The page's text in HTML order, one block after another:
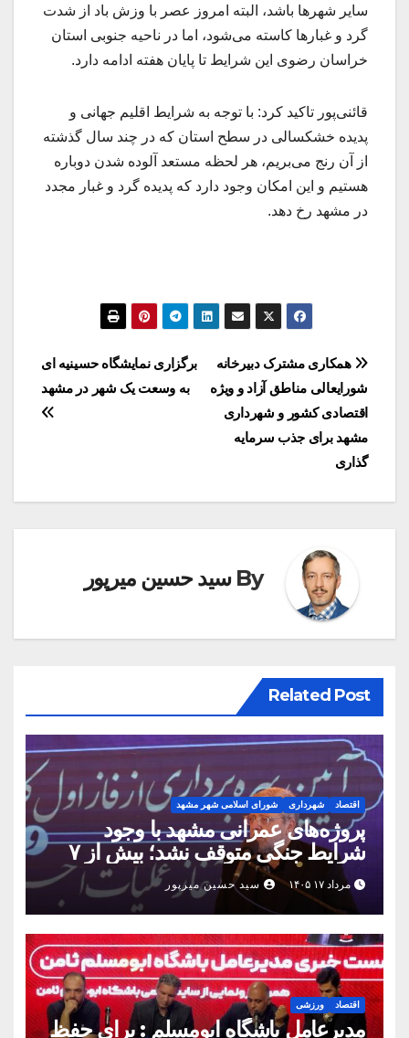
سایر شهرها باشد، البته امروز عصر با وزش باد از شدت
گرد و غبارها کاسته می‌شود، اما در ناحیه جنوبی استان
خراسان رضوی این شرایط تا پایان هفته ادامه دارد.
قائنی‌پور تاکید کرد: با توجه به شرایط اقلیم جهانی و
پدیده خشکسالی در سطح استان که در چند سال گذشته
از آن رنج می‌بریم، هر لحظه مستعد آلوده شدن دوباره
هستیم و این امکان وجود دارد که پدیده گرد و غبار مجدد
در مشهد رخ دهد.
راهبری
نوشته
برگزاری نمایشگاه حسینیه ای
به وسعت یک شهر در مشهد
همکاری مشترک دبیرخانه
شورایعالی مناطق آزاد و ویژه
اقتصادی کشور و شهرداری
مشهد برای جذب سرمایه
گذاری
By سید حسین میرپور
Related Post
اقتصاد شهرداری شورای اسلامی شهر مشهد
پروژه‌های عمرانی مشهد با وجود
شرایط جنگی متوقف نشد؛ بیش از ۷
همت پروژه در ۱۶۰ روز به بهره‌برداری
رسید
مرداد ۱۷ ۱۴۰۵ سید حسین میرپور
اقتصاد ورزشی
مدیرعامل باشگاه ابومسلم : برای حفظ